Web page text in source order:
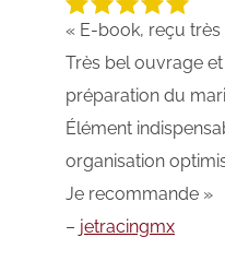
« E-book, reçu très
Très bel ouvrage
préparation du
Élément
organisation
Je recommande »
– jetracingmx